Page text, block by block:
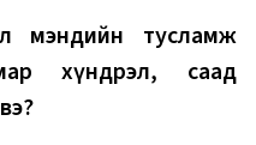
мэндийн тусламж
хүндрэл, саад